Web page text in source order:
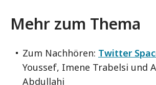
Mehr zum Thema
Zum Nachhören: Twitter
Youssef, Imene Trabelsi und
Abdullahi